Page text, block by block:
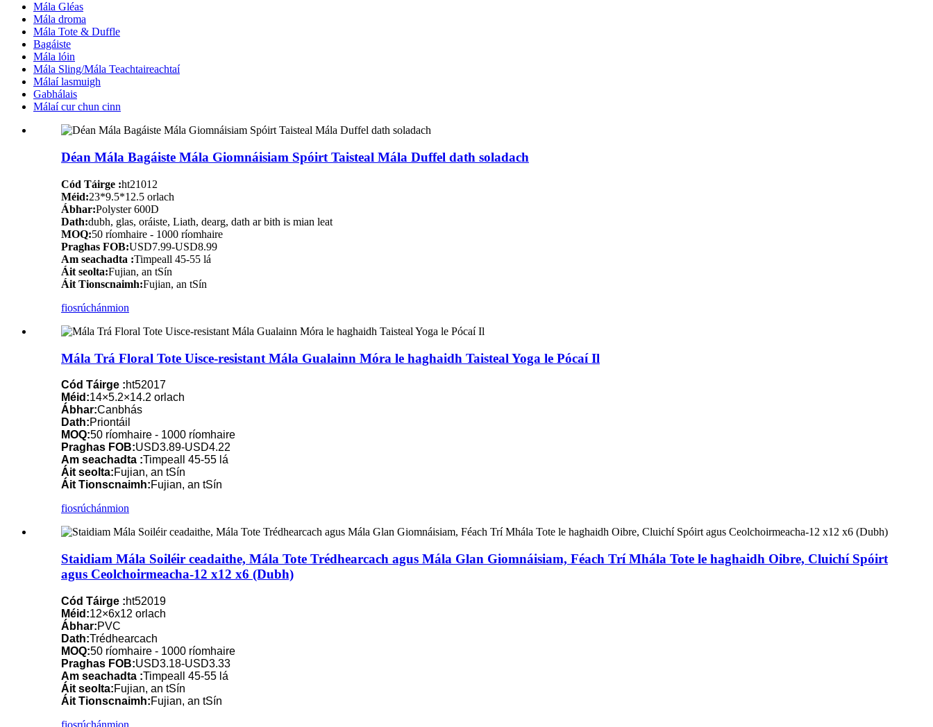
Mála Gléas
Mála droma
Mála Tote & Duffle
Bagáiste
Mála lóin
Mála Sling/Mála Teachtaireachtaí
Málaí lasmuigh
Gabhálais
Málaí cur chun cinn
Déan Mála Bagáiste Mála Giomnáisiam Spóirt Taisteal Mála Duffel dath soladach
Cód Táirge :ht21012
Méid:23*9.5*12.5 orlach
Ábhar:Polyster 600D
Dath:dubh, glas, oráiste, Liath, dearg, dath ar bith is mian leat
MOQ:50 ríomhaire - 1000 ríomhaire
Praghas FOB:USD7.99-USD8.99
Am seachadta :Timpeall 45-55 lá
Áit seolta:Fujian, an tSín
Áit Tionscnaimh:Fujian, an tSín
fiosrúchánmion
Mála Trá Floral Tote Uisce-resistant Mála Gualainn Móra le haghaidh Taisteal Yoga le Pócaí Il
Cód Táirge :ht52017
Méid:14×5.2×14.2 orlach
Ábhar:Canbhás
Dath:Priontáil
MOQ:50 ríomhaire - 1000 ríomhaire
Praghas FOB:USD3.89-USD4.22
Am seachadta :Timpeall 45-55 lá
Áit seolta:Fujian, an tSín
Áit Tionscnaimh:Fujian, an tSín
fiosrúchánmion
Staidiam Mála Soiléir ceadaithe, Mála Tote Trédhearcach agus Mála Glan Giomnáisiam, Féach Trí Mhála Tote le haghaidh Oibre, Cluichí Spóirt
agus Ceolchoirmeacha-12 x12 x6 (Dubh)
Cód Táirge :ht52019
Méid:12×6x12 orlach
Ábhar:PVC
Dath:Trédhearcach
MOQ:50 ríomhaire - 1000 ríomhaire
Praghas FOB:USD3.18-USD3.33
Am seachadta :Timpeall 45-55 lá
Áit seolta:Fujian, an tSín
Áit Tionscnaimh:Fujian, an tSín
fiosrúchánmion